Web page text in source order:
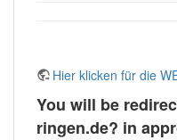
Hier klicken für die
You will be
ringen.de? in